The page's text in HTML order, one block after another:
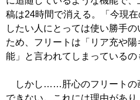
稿は24時間で消える。「今現
したい人にとっては使い勝手
ため、フリートは「リア充や
能」と言われてしまっているの
しかし……肝心のフリートの
できない。これには理由があ